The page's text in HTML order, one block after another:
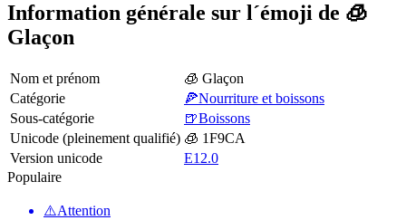
Information générale sur l´émoji de 🧊
Glaçon
Nom et prénom
🧊 Glaçon
Catégorie
🍕Nourriture et boissons
Sous-catégorie
🍺Boissons
Unicode (pleinement qualifié) 🧊 1F9CA
Version unicode
E12.0
Populaire
⚠️Attention